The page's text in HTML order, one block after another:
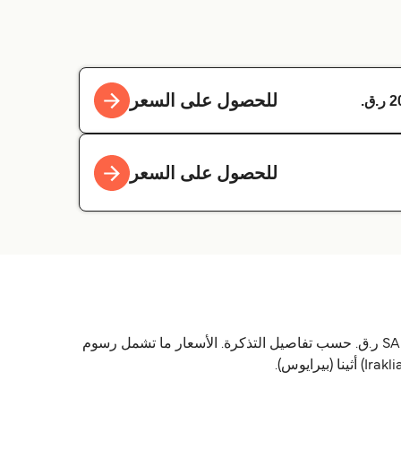
للحصول على السعر
للحصول على السعر
Blue Star Ferries يشغّل العبّارة من اركاليا (Iraklia) إلى أثينا (بيرايوس). أسعار العبّارة تتراوح بين 198٫93 ر.ق.‏SAR و SAR1٬073٫74 ر.ق.‏ حسب تفاصيل التذكرة. الأسعار ما تشمل رسوم